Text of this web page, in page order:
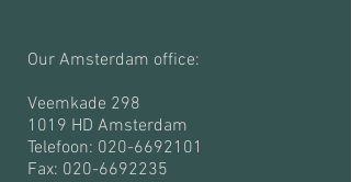
Our Amsterdam office:
Veemkade 298
1019 HD Amsterdam
Telefoon: 020-6692101
Fax: 020-6692235